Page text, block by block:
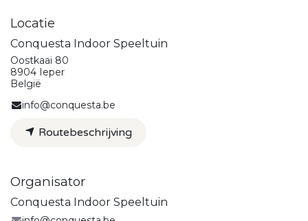
Locatie
Conquesta Indoor Speeltuin
Oostkaai 80
8904 Ieper
België
info@conquesta.be
Routebeschrijving
Organisator
Conquesta Indoor Speeltuin